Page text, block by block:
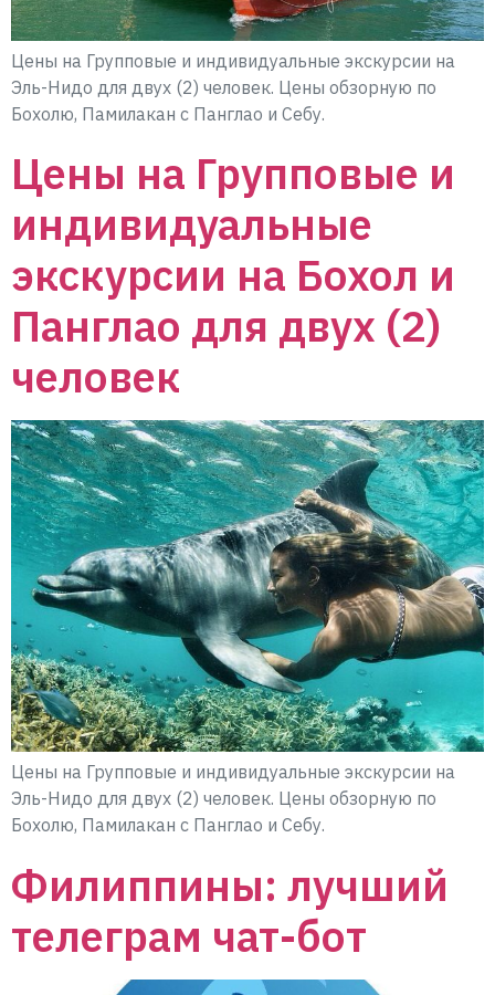
Цены на Групповые и индивидуальные экскурсии на
Эль-Нидо для двух (2) человек. Цены обзорную по
Бохолю, Памилакан с Панглао и Себу.
Цены на Групповые и
индивидуальные
экскурсии на Бохол и
Панглао для двух (2)
человек
Цены на Групповые и индивидуальные экскурсии на
Эль-Нидо для двух (2) человек. Цены обзорную по
Бохолю, Памилакан с Панглао и Себу.
Филиппины: лучший
телеграм чат-бот